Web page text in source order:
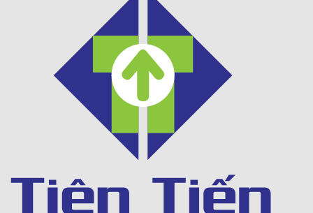
Khách sạn 5* Hải Yến 3